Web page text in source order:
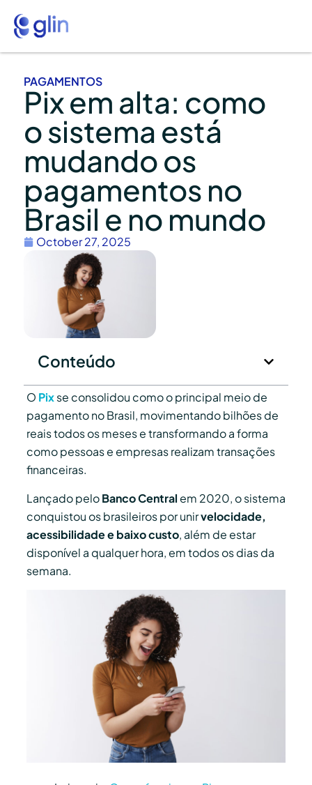
PAGAMENTOS
Pix em alta: como
o sistema está
mudando os
pagamentos no
Brasil e no mundo
October 27, 2025
Conteúdo
O Pixse consolidou como o principal meio de
pagamento no Brasil, movimentando bilhões de
reais todos os meses e transformando a forma
como pessoas e empresas realizam transações
financeiras.
Lançado peloBanco Centralem 2020, o sistema
conquistou os brasileiros por unirvelocidade,
acessibilidade e baixo custo, além de estar
disponível a qualquer hora, em todos os dias da
semana.